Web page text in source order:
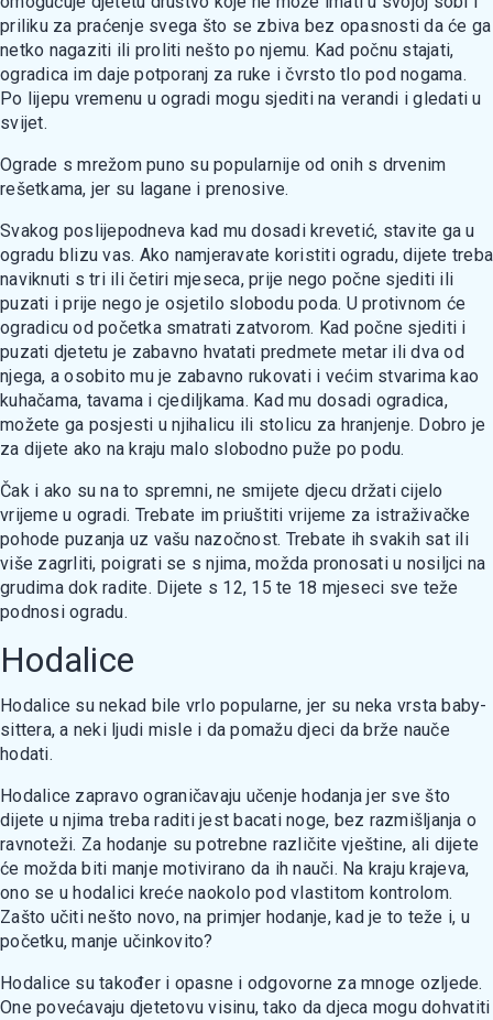
priliku za praćenje svega što se zbiva bez opasnosti da će ga
netko nagaziti ili proliti nešto po njemu. Kad počnu stajati,
ogradica im daje potporanj za ruke i čvrsto tlo pod nogama.
Po lijepu vremenu u ogradi mogu sjediti na verandi i gledati u
svijet.
Ograde s mrežom puno su popularnije od onih s drvenim
rešetkama, jer su lagane i prenosive.
Svakog poslijepodneva kad mu dosadi krevetić, stavite ga u
ogradu blizu vas. Ako namjeravate koristiti ogradu, dijete treba
naviknuti s tri ili četiri mjeseca, prije nego počne sjediti ili
puzati i prije nego je osjetilo slobodu poda. U protivnom će
ogradicu od početka smatrati zatvorom. Kad počne sjediti i
puzati djetetu je zabavno hvatati predmete metar ili dva od
njega, a osobito mu je zabavno rukovati i većim stvarima kao
kuhačama, tavama i cjediljkama. Kad mu dosadi ogradica,
možete ga posjesti u njihalicu ili stolicu za hranjenje. Dobro je
za dijete ako na kraju malo slobodno puže po podu.
Čak i ako su na to spremni, ne smijete djecu držati cijelo
vrijeme u ogradi. Trebate im priuštiti vrijeme za istraživačke
pohode puzanja uz vašu nazočnost. Trebate ih svakih sat ili
više zagrliti, poigrati se s njima, možda pronosati u nosiljci na
grudima dok radite. Dijete s 12, 15 te 18 mjeseci sve teže
podnosi ogradu.
Hodalice
Hodalice su nekad bile vrlo popularne, jer su neka vrsta baby-
sittera, a neki ljudi misle i da pomažu djeci da brže nauče
hodati.
Hodalice zapravo ograničavaju učenje hodanja jer sve što
dijete u njima treba raditi jest bacati noge, bez razmišljanja o
ravnoteži. Za hodanje su potrebne različite vještine, ali dijete
će možda biti manje motivirano da ih nauči. Na kraju krajeva,
ono se u hodalici kreće naokolo pod vlastitom kontrolom.
Zašto učiti nešto novo, na primjer hodanje, kad je to teže i, u
početku, manje učinkovito?
Hodalice su također i opasne i odgovorne za mnoge ozljede.
One povećavaju djetetovu visinu, tako da djeca mogu dohvatiti